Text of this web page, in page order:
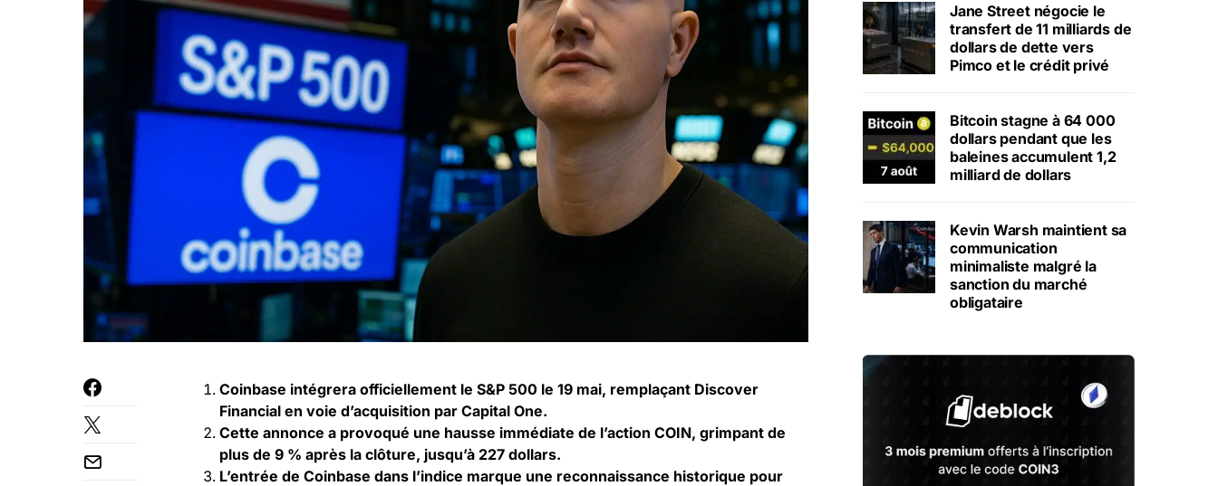
Coinbase intégrera officiellement le S&P 500 le 19 mai, remplaçant Discover
Financial en voie d’acquisition par Capital One.
Cette annonce a provoqué une hausse immédiate de l’action COIN, grimpant de
plus de 9 % après la clôture, jusqu’à 227 dollars.
L’entrée de Coinbase dans l’indice marque une reconnaissance historique pour
Jane Street négocie le
transfert de 11 milliards de
dollars de dette vers
Pimco et le crédit privé
Bitcoin stagne à 64 000
dollars pendant que les
baleines accumulent 1,2
milliard de dollars
Kevin Warsh maintient sa
communication
minimaliste malgré la
sanction du marché
obligataire